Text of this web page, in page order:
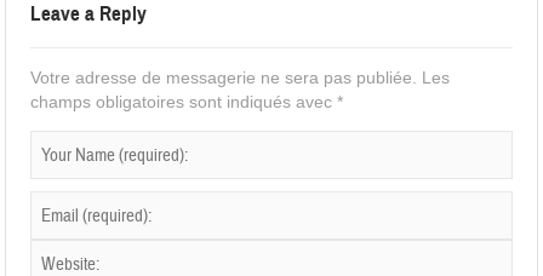
Leave a Reply
Votre adresse de messagerie ne sera pas publiée.
Les
champs obligatoires sont indiqués avec*